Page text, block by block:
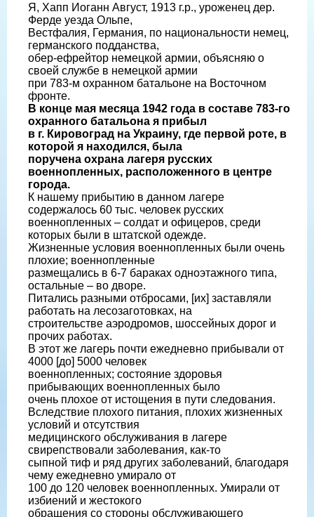
Я, Хапп Иоганн Август, 1913 г.р., уроженец дер.
Ферде уезда Ольпе,
Вестфалия, Германия, по национальности немец,
германского подданства,
обер-ефрейтор немецкой армии, объясняю о
своей службе в немецкой армии
при 783-м охранном батальоне на Восточном
фронте.
В конце мая месяца 1942 года в составе 783-го
охранного батальона я прибыл
в г. Кировоград на Украину, где первой роте, в
которой я находился, была
поручена охрана лагеря русских
военнопленных, расположенного в центре
города.
К нашему прибытию в данном лагере
содержалось 60 тыс. человек русских
военнопленных – солдат и офицеров, среди
которых были в штатской одежде.
Жизненные условия военнопленных были очень
плохие; военнопленные
размещались в 6-7 бараках одноэтажного типа,
остальные – во дворе.
Питались разными отбросами, [их] заставляли
работать на лесозаготовках, на
строительстве аэродромов, шоссейных дорог и
прочих работах.
В этот же лагерь почти ежедневно прибывали от
4000 [до] 5000 человек
военнопленных; состояние здоровья
прибывающих военнопленных было
очень плохое от истощения в пути следования.
Вследствие плохого питания, плохих жизненных
условий и отсутствия
медицинского обслуживания в лагере
свирепствовали заболевания, как-то
сыпной тиф и ряд других заболеваний, благодаря
чему ежедневно умирало от
100 до 120 человек военнопленных. Умирали от
избиений и жестокого
обращения со стороны обслуживающего